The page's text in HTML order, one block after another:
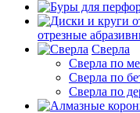
отрезные
Сверла
Сверла по
Сверла по
Сверла по